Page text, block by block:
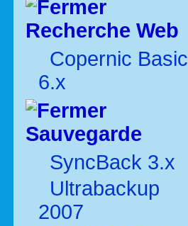
Recherche Web
Copernic Basic
6.x
Sauvegarde
SyncBack 3.x
Ultrabackup
2007